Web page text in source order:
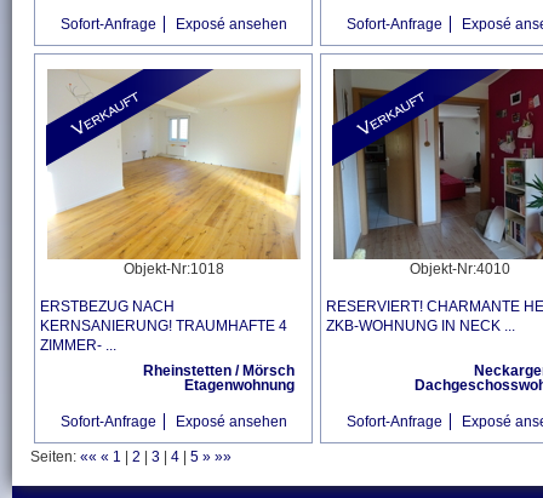
Sofort-Anfrage Exposé ansehen Sofort-Anfrage Exposé
ERSTBEZUG NACH
KERNSANIERUNG! TRAUMHAFTE 4
ZIMMER- ...
Objekt-Nr:1018
Rheinstetten / Mörsch
Etagenwohnung
Sofort-Anfrage Exposé ansehen
RESERVIERT! CHARMANTE
ZKB-WOHNUNG IN NECK ...
Objekt-Nr:4010
Sofort-Anfrage Exposé
Seiten: «« « 1 2 3 4 5 » »»